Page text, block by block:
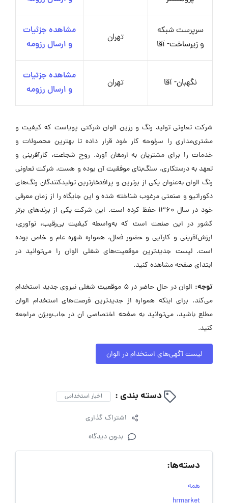
سرپرست شبکه
و زیرساخت- آقا
تهران
مشاهده جزئیات
و ارسال رزومه
نگهبان- آقا تهران
مشاهده جزئیات
و ارسال رزومه
شرکت تعاونی تولید رنگ و رزین الوان شرکتی پویاست که کیفیت و
مشتری‌مداری را سرلوحه کار خود قرار داده تا بهترین محصولات و
خدمات را برای مشتریان به ارمغان آورد. روح شجاعت، کارآفرینی و
تعهد به درستکاری، سنگ‌بنای موفقیت آن بوده و هست. شرکت تعاونی
رنگ الوان به‌عنوان یکی از برترین و پرافتخارترین تولیدکنندگان رنگ‌های
دکوراتیو و صنعتی مرغوب شناخته شده و این جایگاه را از زمان معرفی
خود در سال ۱۳۶۰ حفظ کرده است. این شرکت یکی از برندهای برتر
کشور در این صنعت است که به‌واسطه کیفیت بی‌رقیب، نوآوری،
ارزش‌آفرینی و کارآیی و حضور فعال، همواره شهره عام و خاص بوده
است. لیست جدیدترین موقعیت‌های شغلی الوان را می‌توانید در
ابتدای صفحه مشاهده کنید.
توجه:
الوان در حال حاضر در ۵ موقعیت شغلی نیروی جدید استخدام
می‌کند. برای اینکه همواره از جدیدترین فرصت‌های استخدام الوان
مطلع باشید، می‌توانید به صفحه اختصاصی آن در جاب‌ویژن مراجعه
کنید.
لیست آگهی‌های استخدام در الوان
دسته بندی : اخبار استخدامی
اشتراک گذاری
بدون دیدگاه
دسته‌ها:
همه